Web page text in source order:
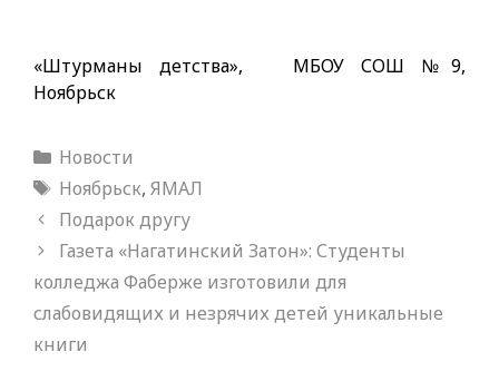
«Штурманы детства», МБОУ СОШ №9,
Ноябрьск
Рубрики
Новости
Метки
Ноябрьск, ЯМАЛ
Подарок другу
Газета «Нагатинский Затон»: Студенты
колледжа Фаберже изготовили для
слабовидящих и незрячих детей уникальные
книги